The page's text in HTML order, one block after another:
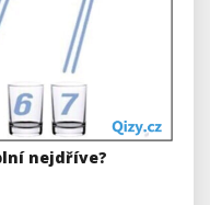
nejdříve?